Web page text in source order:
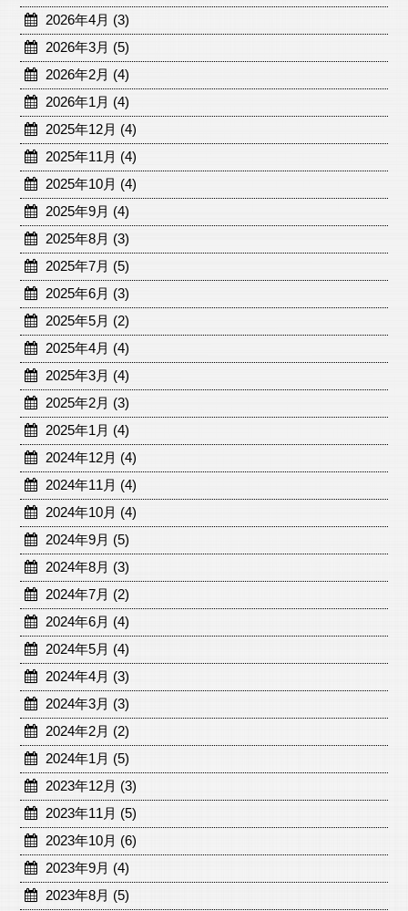
2026年4月 (3)
2026年3月 (5)
2026年2月 (4)
2026年1月 (4)
2025年12月 (4)
2025年11月 (4)
2025年10月 (4)
2025年9月 (4)
2025年8月 (3)
2025年7月 (5)
2025年6月 (3)
2025年5月 (2)
2025年4月 (4)
2025年3月 (4)
2025年2月 (3)
2025年1月 (4)
2024年12月 (4)
2024年11月 (4)
2024年10月 (4)
2024年9月 (5)
2024年8月 (3)
2024年7月 (2)
2024年6月 (4)
2024年5月 (4)
2024年4月 (3)
2024年3月 (3)
2024年2月 (2)
2024年1月 (5)
2023年12月 (3)
2023年11月 (5)
2023年10月 (6)
2023年9月 (4)
2023年8月 (5)